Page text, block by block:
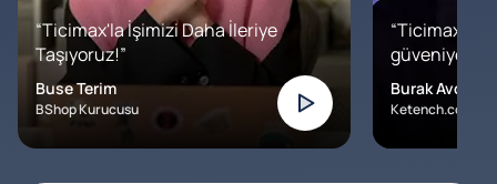
“Ticimax'la İşimizi Daha İleriye
Taşıyoruz!”
Buse Terim
BShop Kurucusu
“Ticimax'a
Burak Avcılar
Ketench.com –